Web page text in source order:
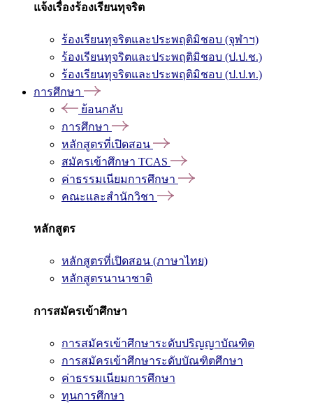
แจ้งเรื่องร้องเรียนทุจริต
ร้องเรียนทุจริตและประพฤติมิชอบ (จุฬาฯ)
ร้องเรียนทุจริตและประพฤติมิชอบ (ป.ป.ช.)
ร้องเรียนทุจริตและประพฤติมิชอบ (ป.ป.ท.)
การศึกษา
ย้อนกลับ
การศึกษา
หลักสูตรที่เปิดสอน
สมัครเข้าศึกษา TCAS
ค่าธรรมเนียมการศึกษา
คณะและสำนักวิชา
หลักสูตร
หลักสูตรที่เปิดสอน (ภาษาไทย)
หลักสูตรนานาชาติ
การสมัครเข้าศึกษา
การสมัครเข้าศึกษาระดับปริญญาบัณฑิต
การสมัครเข้าศึกษาระดับบัณฑิตศึกษา
ค่าธรรมเนียมการศึกษา
ทุนการศึกษา